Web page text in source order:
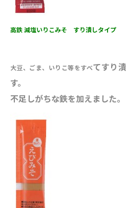
高鉄 減塩いりこみそ すり潰しタイプ
大豆、ごま、いりこ等をすべてすり
す。
不足しがちな鉄を加えました。